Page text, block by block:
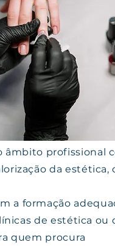
âmbito profissional
da estética,
a formação
de estética ou
quem procura